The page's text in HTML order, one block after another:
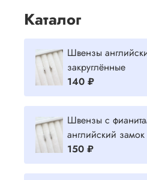
Каталог
Швензы
закруглённые
140 ₽
Швензы с
английский замок
150 ₽